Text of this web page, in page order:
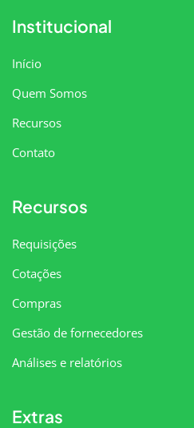
Institucional
Início
Quem Somos
Recursos
Contato
Recursos
Requisições
Cotações
Compras
Gestão de fornecedores
Análises e relatórios
Extras